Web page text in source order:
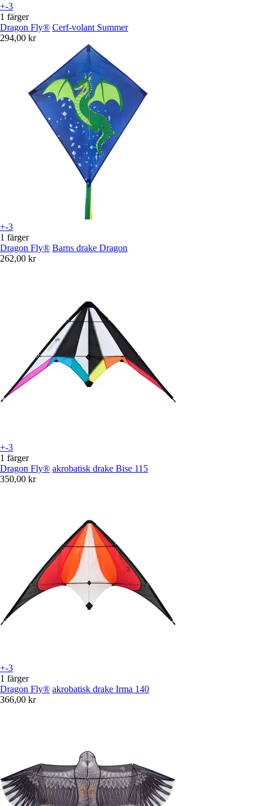
+-3
1 färger
Dragon Fly® Cerf-volant Summer
294,00 kr
+-3
1 färger
Dragon Fly® Barns drake Dragon
262,00 kr
+-3
1 färger
Dragon Fly® akrobatisk drake Bise 115
350,00 kr
+-3
1 färger
Dragon Fly® akrobatisk drake Irma 140
366,00 kr